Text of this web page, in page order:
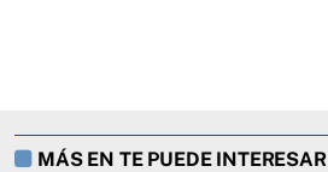
MÁS EN TE PUEDE INTERESAR